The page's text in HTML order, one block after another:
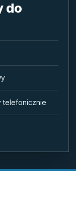
do
telefonicznie